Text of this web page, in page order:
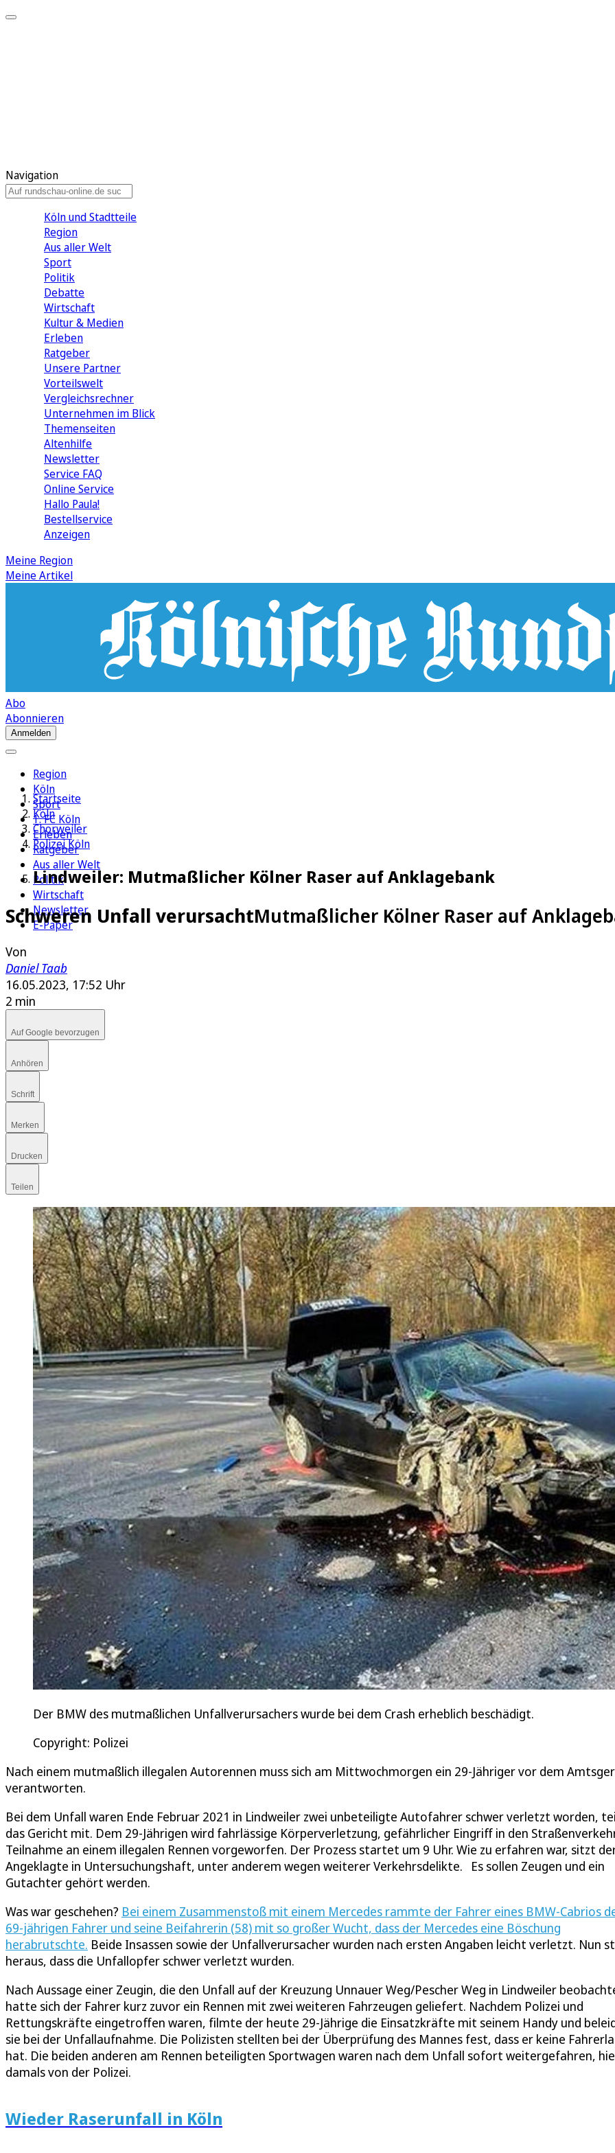
Navigation
Köln und Stadtteile
Region
Aus aller Welt
Sport
Politik
Debatte
Wirtschaft
Kultur & Medien
Erleben
Ratgeber
Unsere Partner
Vorteilswelt
Vergleichsrechner
Unternehmen im Blick
Themenseiten
Altenhilfe
Newsletter
Service FAQ
Online Service
Hallo Paula!
Bestellservice
Anzeigen
Meine Region
Meine Artikel
Abo
Abonnieren
Anmelden
Region
Köln
Sport
1. FC Köln
Erleben
Ratgeber
Aus aller Welt
Politik
Wirtschaft
Newsletter
E-Paper
Startseite
Köln
Chorweiler
Polizei Köln
Lindweiler: Mutmaßlicher Kölner Raser auf Anklagebank
Schweren Unfall verursachtMutmaßlicher Kölner Raser auf
Von
Daniel Taab
16.05.2023, 17:52 Uhr
2 min
Auf Google bevorzugen
Anhören
Schrift
Merken
Drucken
Teilen
Der BMW des mutmaßlichen Unfallverursachers wurde bei dem Crash erheblich beschädigt.
Copyright: Polizei
Nach einem mutmaßlich illegalen Autorennen muss sich am Mittwochmorgen ein 29-Jähriger vor dem
verantworten.
Bei dem Unfall waren Ende Februar 2021 in Lindweiler zwei unbeteiligte Autofahrer schwer verletzt worden,
das Gericht mit. Dem 29-Jährigen wird fahrlässige Körperverletzung, gefährlicher Eingriff in den
Teilnahme an einem illegalen Rennen vorgeworfen. Der Prozess startet um 9 Uhr. Wie zu erfahren war, sitzt
Angeklagte in Untersuchungshaft, unter anderem wegen weiterer Verkehrsdelikte. Es sollen Zeugen und ein
Gutachter gehört werden.
Was war geschehen? Bei einem Zusammenstoß mit einem Mercedes rammte der Fahrer eines BMW-Cabrios
69-jährigen Fahrer und seine Beifahrerin (58) mit so großer Wucht, dass der Mercedes eine Böschung
herabrutschte. Beide Insassen sowie der Unfallverursacher wurden nach ersten Angaben leicht verletzt. Nun
heraus, dass die Unfallopfer schwer verletzt wurden.
Nach Aussage einer Zeugin, die den Unfall auf der Kreuzung Unnauer Weg/Pescher Weg in Lindweiler
hatte sich der Fahrer kurz zuvor ein Rennen mit zwei weiteren Fahrzeugen geliefert. Nachdem Polizei und
Rettungskräfte eingetroffen waren, filmte der heute 29-Jährige die Einsatzkräfte mit seinem Handy und
sie bei der Unfallaufnahme. Die Polizisten stellten bei der Überprüfung des Mannes fest, dass er keine
hat. Die beiden anderen am Rennen beteiligten Sportwagen waren nach dem Unfall sofort weitergefahren,
damals von der Polizei.
Wieder Raserunfall in Köln